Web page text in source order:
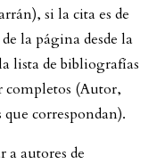
si la cita es de
la página desde la
lista de bibliografías
completos (Autor,
correspondan).
a autores de